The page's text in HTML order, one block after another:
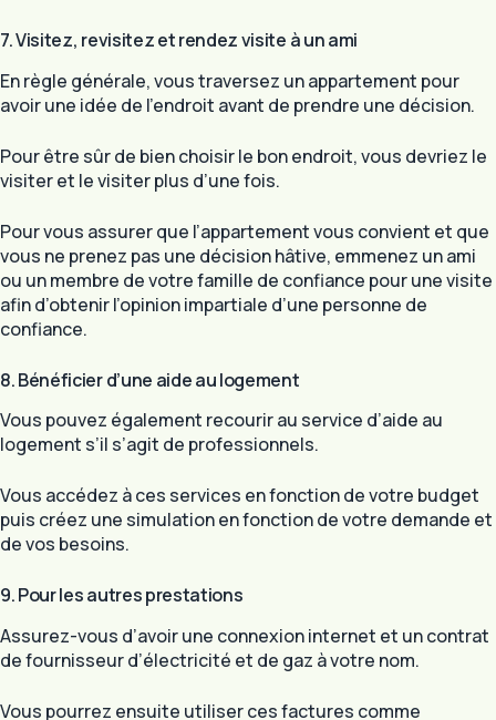
7. Visitez, revisitez et rendez visite à un ami
En règle générale, vous traversez un appartement pour
avoir une idée de l’endroit avant de prendre une décision.
Pour être sûr de bien choisir le bon endroit, vous devriez le
visiter et le visiter plus d’une fois.
Pour vous assurer que l’appartement vous convient et que
vous ne prenez pas une décision hâtive, emmenez un ami
ou un membre de votre famille de confiance pour une visite
afin d’obtenir l’opinion impartiale d’une personne de
confiance.
8. Bénéficier d’une aide au logement
Vous pouvez également recourir au service d’aide au
logement s’il s’agit de professionnels.
Vous accédez à ces services en fonction de votre budget
puis créez une simulation en fonction de votre demande et
de vos besoins.
9. Pour les autres prestations
Assurez-vous d’avoir une connexion internet et un contrat
de fournisseur d’électricité et de gaz à votre nom.
Vous pourrez ensuite utiliser ces factures comme